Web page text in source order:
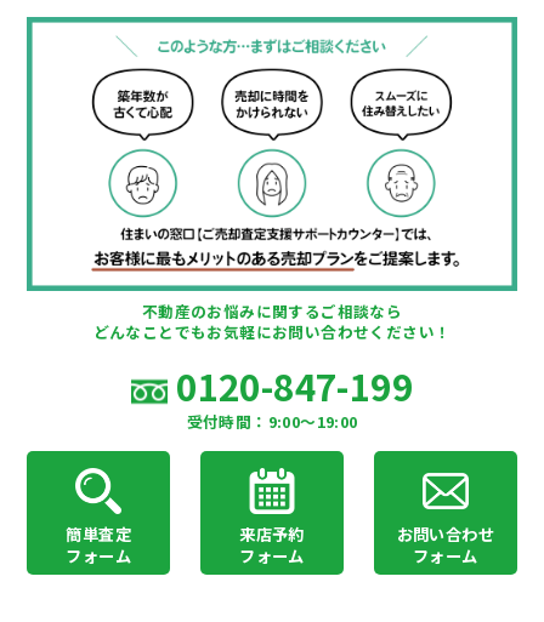
不動産のお悩みに関するご相談なら
どんなことでもお気軽にお問い合わせください！
0120-847-199
受付時間：9:00〜19:00
簡単査定
フォーム
来店予約
フォーム
お問い合わせ
フォーム